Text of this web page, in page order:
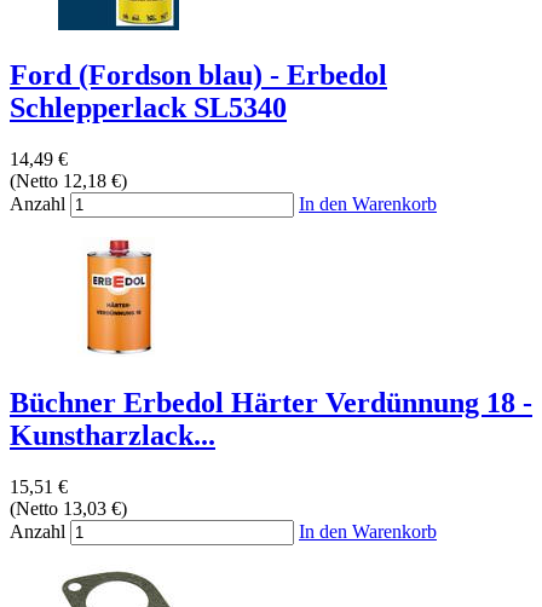
Ford (Fordson blau) - Erbedol
Schlepperlack SL5340
14,49 €
(Netto 12,18 €)
Anzahl
In den Warenkorb
Büchner Erbedol Härter Verdünnung 18 -
Kunstharzlack...
15,51 €
(Netto 13,03 €)
Anzahl
In den Warenkorb